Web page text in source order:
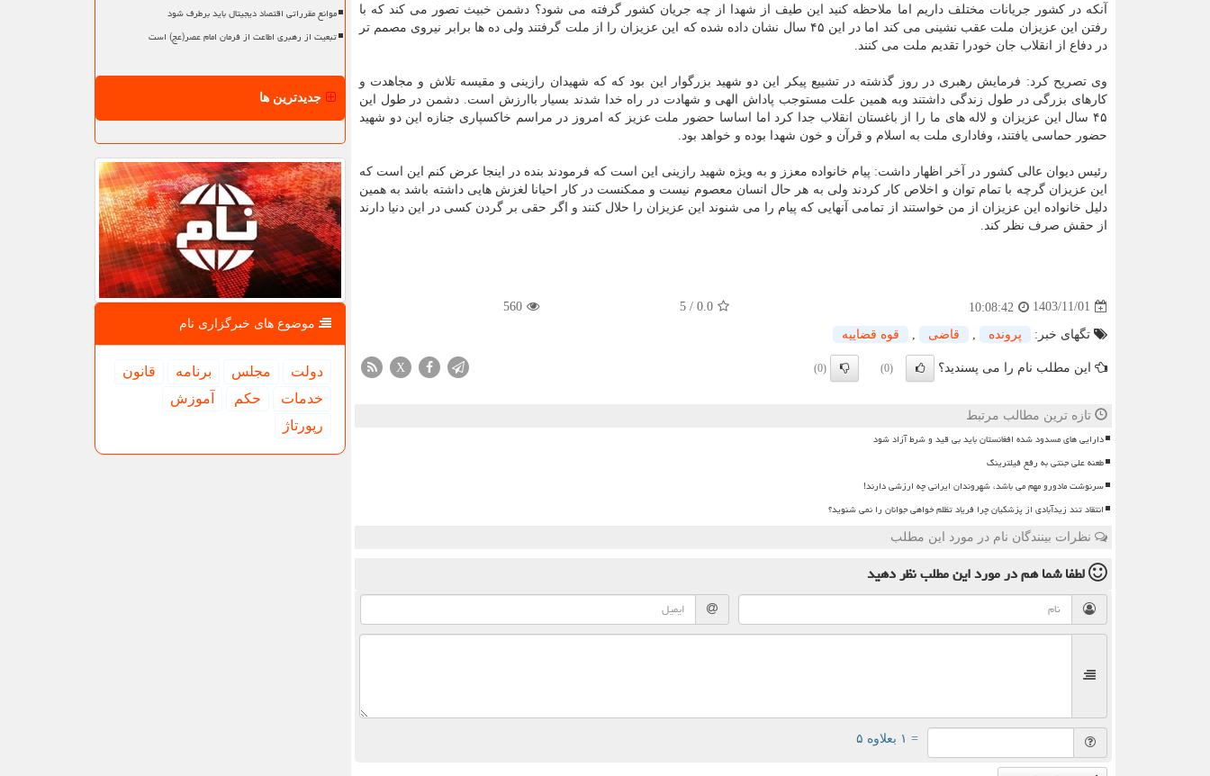
آنکه در کشور جریانات مختلف داریم اما ملاحظه کنید این طیف از شهدا از چه جریان کشور گرفته می شود؟ دشمن خبیث تصور می کند که با
رفتن این عزیزان ملت عقب نشینی می کند اما در این ۴۵ سال نشان داده شده که این عزیزان را از ملت گرفتند ولی ده ها برابر نیروی مصمم تر
در دفاع از انقلاب جان خودرا تقدیم ملت می کنند.
وی تصریح کرد: فرمایش رهبری در روز گذشته در تشییع پیکر این دو شهید بزرگوار این بود که که شهیدان رازینی و مقیسه تلاش و مجاهدت و
کارهای بزرگی در طول زندگی داشتند وبه همین علت مستوجب پاداش الهی و شهادت در راه خدا شدند بسیار باارزش است. دشمن در طول این
۴۵ سال این عزیزان و لاله های ما را از باغستان انقلاب جدا کرد اما اساسا حضور ملت عزیز که امروز در مراسم خاکسپاری جنازه این دو شهید
حضور حماسی یافتند، وفاداری ملت به اسلام و قرآن و خون شهدا بوده و خواهد بود.
رئیس دیوان عالی کشور در آخر اظهار داشت: پیام خانواده معزز و به ویژه شهید رازینی این است که فرمودند بنده در اینجا عرض کنم این است که
این عزیزان گرچه با تمام توان و اخلاص کار کردند ولی به هر حال انسان معصوم نیست و ممکنست در کار احیانا لغزش هایی داشته باشد به همین
دلیل خانواده این عزیزان از من خواستند از تمامی آنهایی که پیام را می شنوند این عزیزان را حلال کنند و اگر حقی بر گردن کسی در این دنیا دارند
از حقش صرف نظر کند.
1403/11/01
10:08:42
0.0
/
5
560
تگهای خبر: پرونده قاضی قوه قضاییه
این مطلب نام را می پسندید؟ (0)
(0)
X
تازه ترین مطالب مرتبط
دارایی های مسدود شده افغانستان باید بی قید و شرط آزاد شود
طعنه علی جنتی به رفع فیلترینگ
سرنوشت مادورو مهم می باشد، شهروندان ایرانی چه ارزشی دارند!
انتقاد تند زیدآبادی از پزشکیان چرا فریاد تظلم خواهی جوانان را نمی شنوید؟
نظرات بینندگان نام در مورد این مطلب
لطفا شما همدر مورد این مطلبنظر دهید
= ۱ بعلاوه ۵
موانع مقرراتی اقتصاد دیجیتال باید برطرف شود
تبعیت از رهبری اطاعت از فرمان امام عصر(عج) است
جدیدترین ها
موضوع های خبرگزاری نام
دولت مجلس برنامه
قانون
خدمات
حكم
آموزش
رپورتاژ